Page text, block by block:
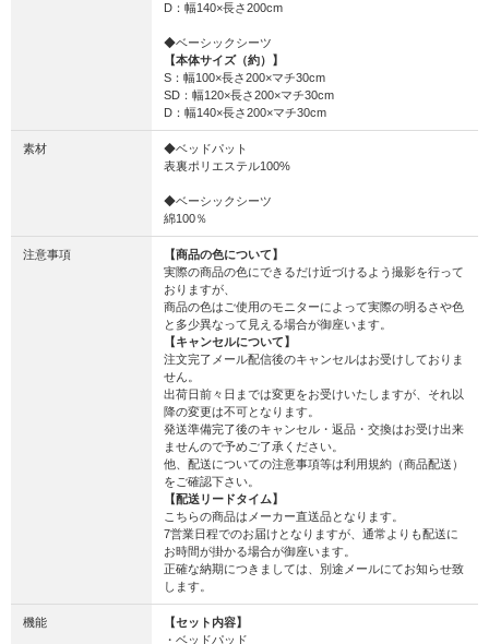
D：幅140×長さ200cm
◆ベーシックシーツ
【本体サイズ（約）】
S：幅100×長さ200×マチ30cm
SD：幅120×長さ200×マチ30cm
D：幅140×長さ200×マチ30cm
素材
◆ベッドパット
表裏ポリエステル100%
◆ベーシックシーツ
綿100％
注意事項
【商品の色について】
実際の商品の色にできるだけ近づけるよう撮影を行って
おりますが、
商品の色はご使用のモニターによって実際の明るさや色
と多少異なって見える場合が御座います。
【キャンセルについて】
注文完了メール配信後のキャンセルはお受けしておりま
せん。
出荷日前々日までは変更をお受けいたしますが、それ以
降の変更は不可となります。
発送準備完了後のキャンセル・返品・交換はお受け出来
ませんので予めご了承ください。
他、配送についての注意事項等は利用規約（商品配送）
をご確認下さい。
【配送リードタイム】
こちらの商品はメーカー直送品となります。
7営業日程でのお届けとなりますが、通常よりも配送に
お時間が掛かる場合が御座います。
正確な納期につきましては、別途メールにてお知らせ致
します。
機能
【セット内容】
・ベッドパッド